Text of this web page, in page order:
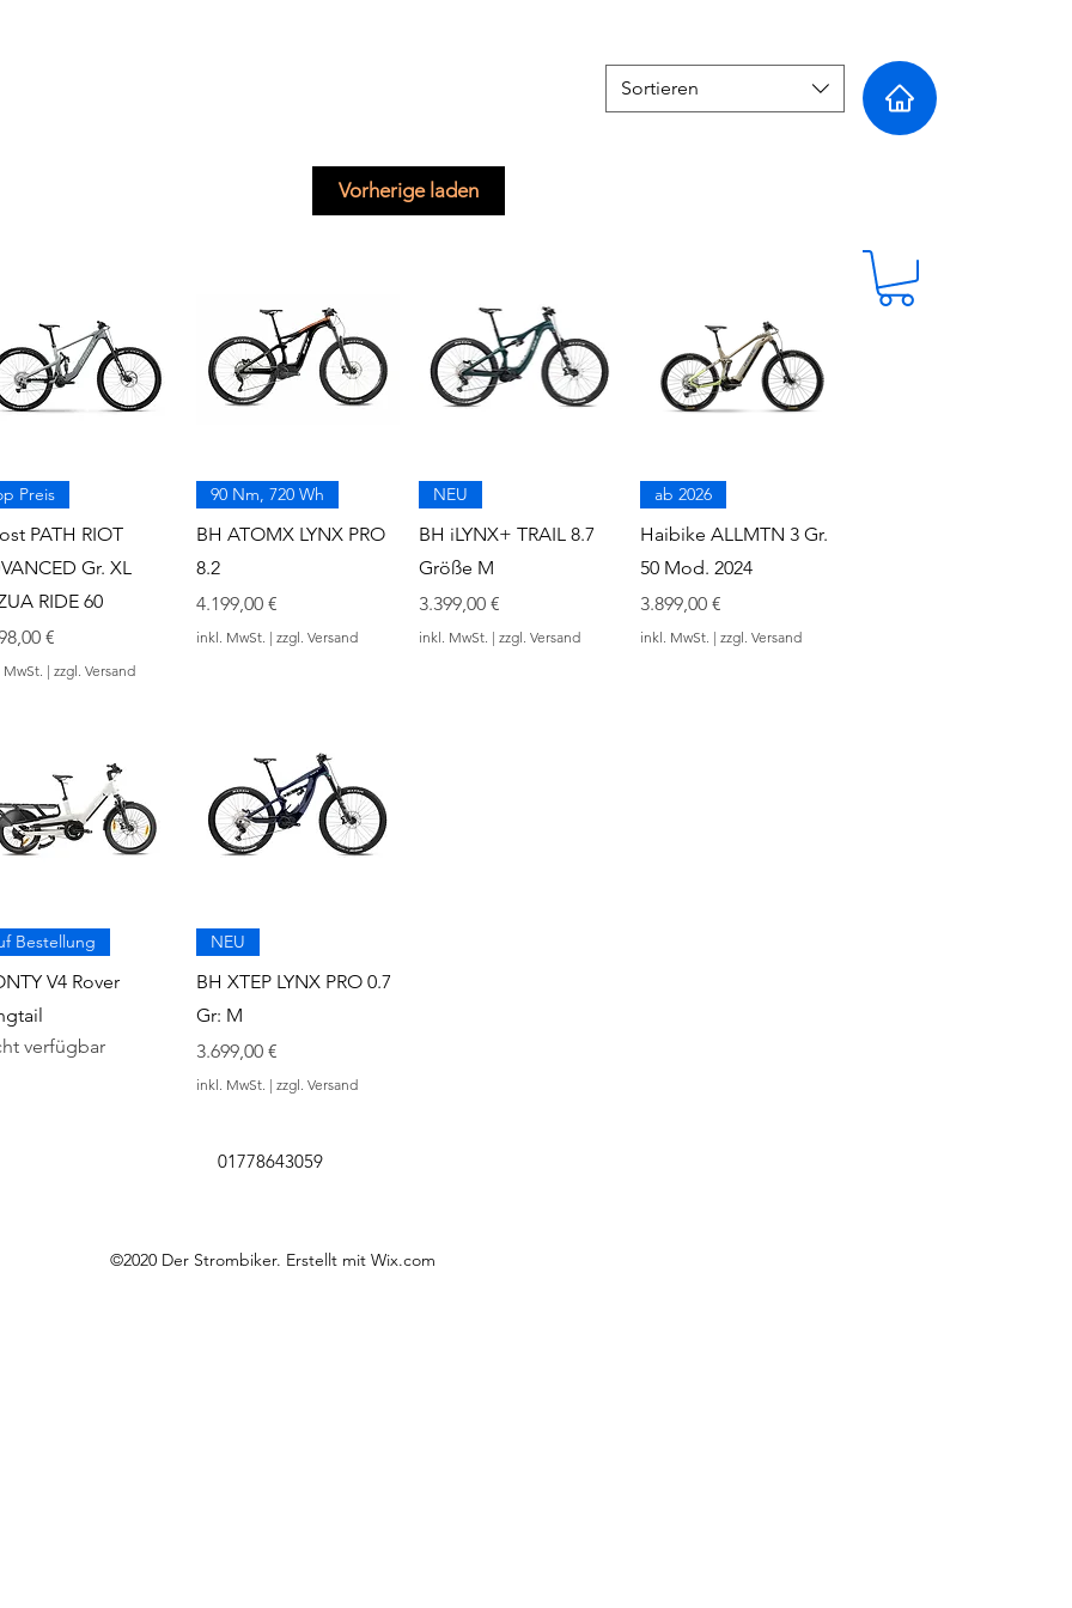
Sortieren
Vorherige laden
Preis
PATH RIOT
Gr. XL
RIDE 60
€
|zzgl. Versand
90 Nm, 720 Wh
BH ATOMX LYNX PRO
8.2
Preis
4.199,00 €
inkl. MwSt. | zzgl. Versand
NEU
BH iLYNX+ TRAIL 8.7
Größe M
Preis
3.399,00 €
inkl. MwSt. | zzgl. Versand
ab 2026
Haibike ALLMTN 3 Gr.
50 Mod. 2024
Preis
3.899,00 €
inkl. MwSt. |zzgl. Versand
Bestellung
V4 Rover
verfügbar
NEU
BH XTEP LYNX PRO 0.7
Gr: M
Preis
3.699,00 €
inkl. MwSt. | zzgl. Versand
01778643059
©2020 Der Strombiker. Erstellt mit Wix.com